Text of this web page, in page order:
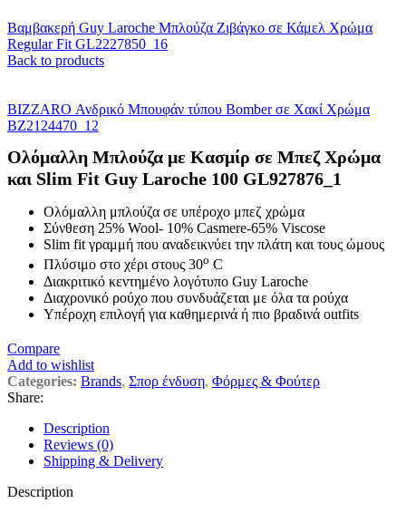
Βαμβακερή Guy Laroche Μπλούζα Ζιβάγκο σε Κάμελ Χρώμα
Regular Fit GL2227850_16
Back to products
BIZZARO Ανδρικό Μπουφάν τύπου Bomber σε Χακί Χρώμα
BZ2124470_12
Ολόμαλλη Μπλούζα με Κασμίρ σε Μπεζ Χρώμα
και Slim Fit Guy Laroche 100 GL927876_1
Ολόμαλλη μπλούζα σε υπέροχο μπεζ χρώμα
Σύνθεση 25% Wool- 10% Casmere-65% Viscose
Slim fit γραμμή που αναδεικνύει την πλάτη και τους ώμους
Πλύσιμο στο χέρι στους 30ο C
Διακριτικό κεντημένο λογότυπο Guy Laroche
Διαχρονικό ρούχο που συνδυάζεται με όλα τα ρούχα
Υπέροχη επιλογή για καθημερινά ή πιο βραδινά outfits
Compare
Add to wishlist
Categories: Brands, Σπορ ένδυση, Φόρμες & Φούτερ
Share:
Description
Reviews (0)
Shipping & Delivery
Description